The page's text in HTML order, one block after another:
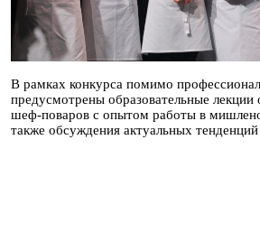
В рамках конкурса помимо
предусмотрены образовательные лекции
шеф-поваров с опытом работы в
также обсуждения актуальных